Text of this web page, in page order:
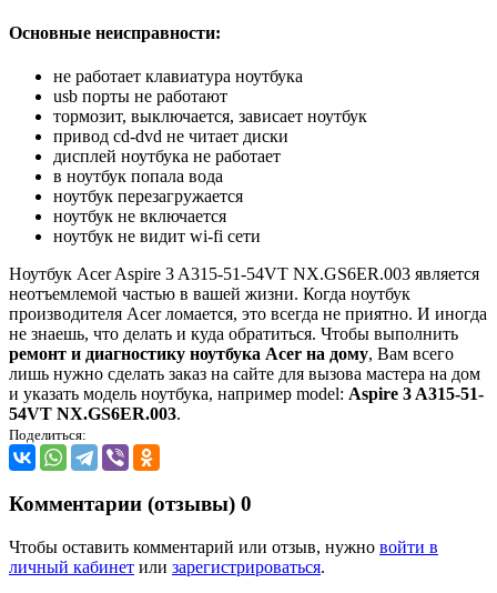
Основные неисправности:
не работает клавиатура ноутбука
usb порты не работают
тормозит, выключается, зависает ноутбук
привод cd-dvd не читает диски
дисплей ноутбука не работает
в ноутбук попала вода
ноутбук перезагружается
ноутбук не включается
ноутбук не видит wi-fi сети
Ноутбук Acer Aspire 3 A315-51-54VT NX.GS6ER.003 является
неотъемлемой частью в вашей жизни. Когда ноутбук
производителя Acer ломается, это всегда не приятно. И иногда
не знаешь, что делать и куда обратиться. Чтобы выполнить
ремонт и диагностику ноутбука Acer на дому, Вам всего
лишь нужно сделать заказ на сайте для вызова мастера на дом
и указать модель ноутбука, например model: Aspire 3 A315-51-
54VT NX.GS6ER.003.
Поделиться:
Комментарии (отзывы) 0
Чтобы оставить комментарий или отзыв, нужно войти в
личный кабинет или зарегистрироваться.